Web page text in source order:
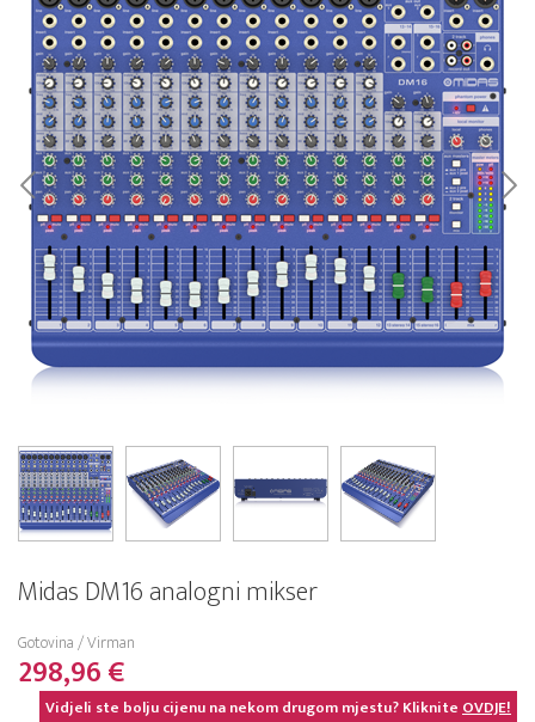
Midas DM16 analogni mikser
Gotovina / Virman
298,96 €
Vidjeli ste bolju cijenu na nekom drugom mjestu? KlikniteOVDJE!